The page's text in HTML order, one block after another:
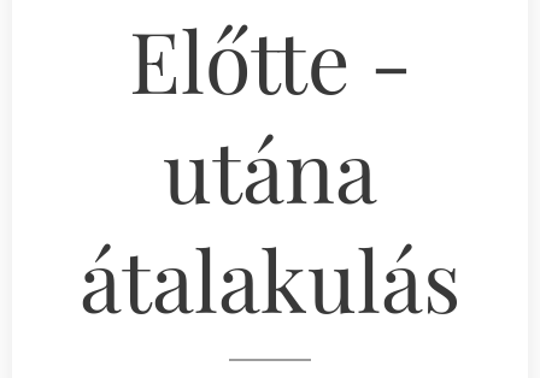
Előtte -
utána
átalakulás